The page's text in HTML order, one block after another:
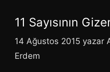
11 Sayısının
14 Ağustos 2015 yazar
Erdem